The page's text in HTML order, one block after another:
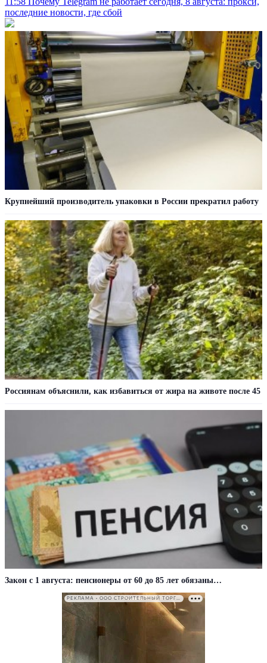
последние новости, где сбой
Крупнейший производитель упаковки в России прекратил работу
Россиянам объяснили, как избавиться от жира на животе после 45
Закон с 1 августа: пенсионеры от 60 до 85 лет обязаны…
РЕКЛАМА • ООО СТРОИТЕЛЬНЫЙ ТОРГОВЫЙ ДОМ «ПЕТРОВИЧ». ИНН: 7802348846